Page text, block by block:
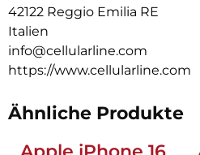
42122 Reggio Emilia RE
Italien
info@cellularline.com
https://www.cellularline.com
Ähnliche Produkte